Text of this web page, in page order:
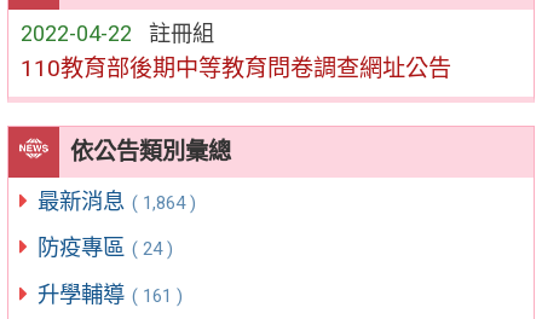
2022-04-22 註冊組
110教育部後期中等教育問卷調查網址公告
依公告類別彙總
最新消息 ( 1,864 )
防疫專區 ( 24 )
升學輔導 ( 161 )